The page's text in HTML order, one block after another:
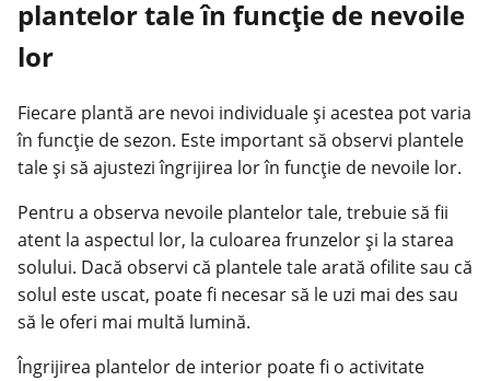
plantelor tale în funcție de nevoile
lor
Fiecare plantă are nevoi individuale și acestea pot varia
în funcție de sezon. Este important să observi plantele
tale și să ajustezi îngrijirea lor în funcție de nevoile lor.
Pentru a observa nevoile plantelor tale, trebuie să fii
atent la aspectul lor, la culoarea frunzelor și la starea
solului. Dacă observi că plantele tale arată ofilite sau că
solul este uscat, poate fi necesar să le uzi mai des sau
să le oferi mai multă lumină.
Îngrijirea plantelor de interior poate fi o activitate